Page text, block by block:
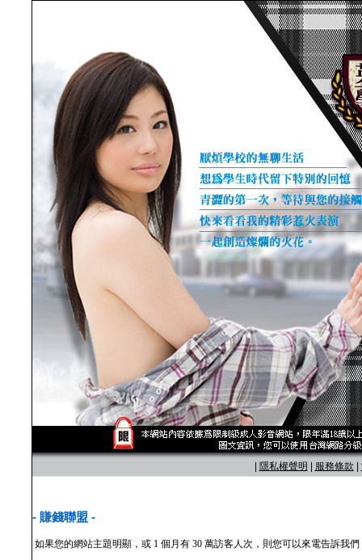
隱私權聲明 服務條款
- 賺錢聯盟 -
如果您的網站主題明顯，或 1 個月有 30 萬訪客人次，則您可以來電告訴我